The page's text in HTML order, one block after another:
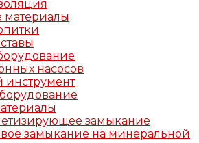
материалы
насосов
инструмент
замыкание
замыкание на минеральной